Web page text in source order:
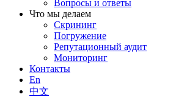
Вопросы и ответы
Что мы делаем
Скрининг
Погружение
Репутационный аудит
Мониторинг
Контакты
En
中文